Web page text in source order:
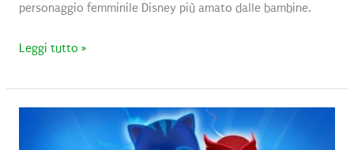
personaggio femminile Disney più amato dalle bambine.
Truccarsi
Elsa,
Leggi tutto »